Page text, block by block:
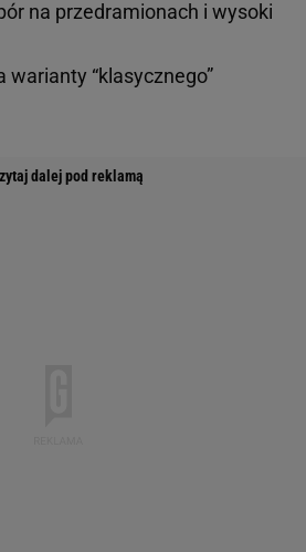
na przedramionach i wysoki
“klasycznego”